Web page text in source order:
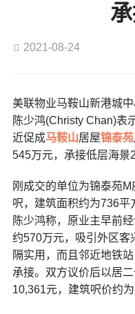
2021-08-24
美联物业马鞍山新港城
陈少鸿(Christy Chan)表
近促成马鞍山居屋锦泰苑
545万元，承接低层海景2
刚成交的单位为锦泰苑
呎，建筑面积约为736平
陈少鸿称，原业主早前
约570万元，吸引外区客
隔实用，而且邻近地铁
承接。双方议价后以居
10,361元，建筑呎价约为